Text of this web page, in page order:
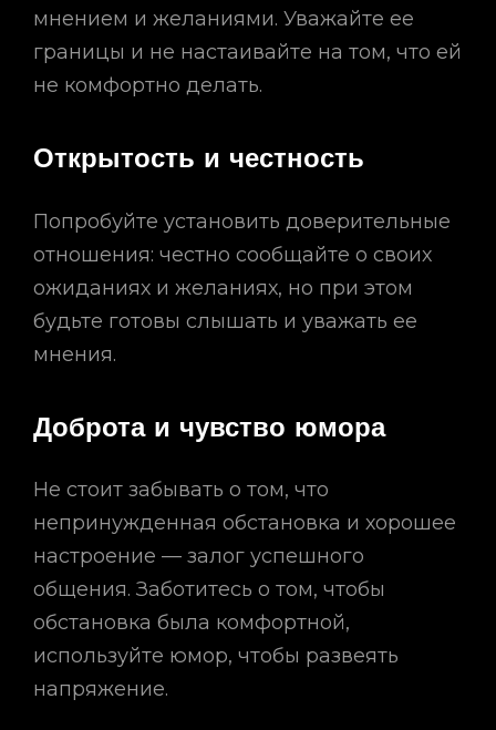
мнением и желаниями. Уважайте ее
границы и не настаивайте на том, что ей
не комфортно делать.
Открытость и честность
Попробуйте установить доверительные
отношения: честно сообщайте о своих
ожиданиях и желаниях, но при этом
будьте готовы слышать и уважать ее
мнения.
Доброта и чувство юмора
Не стоит забывать о том, что
непринужденная обстановка и хорошее
настроение — залог успешного
общения. Заботитесь о том, чтобы
обстановка была комфортной,
используйте юмор, чтобы развеять
напряжение.